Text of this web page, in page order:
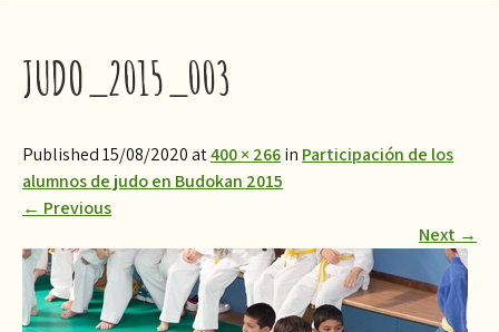
JUDO_2015_003
Published 15/08/2020 at400 × 266in Participación de los
alumnos de judo en Budokan 2015
← Previous
Next →